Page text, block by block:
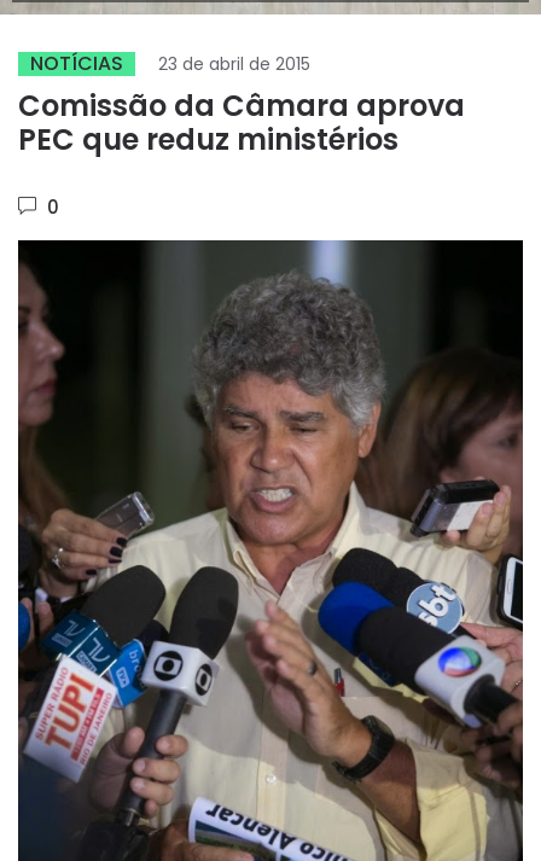
NOTÍCIAS 23 de abril de 2015
Comissão da Câmara aprova
PEC que reduz ministérios
0